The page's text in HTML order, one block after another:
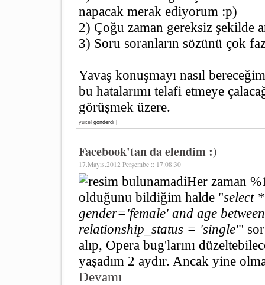
napacak merak ediyorum :p)
2) Çoğu zaman gereksiz şekilde
3) Soru soranların sözünü çok
Yavaş konuşmayı nasıl
bu hatalarımı telafi etmeye
görüşmek üzere.
yuxel gönderdi |
Facebook'tan da elendim :)
17.Mayıs.2012 Perşembe :: 17:08:30
Her zaman
olduğunu bildiğim halde "select
gender='female' and age
relationship_status = 'single'"
alıp, Opera bug'larını
yaşadım 2 aydır. Ancak yine
Devamı